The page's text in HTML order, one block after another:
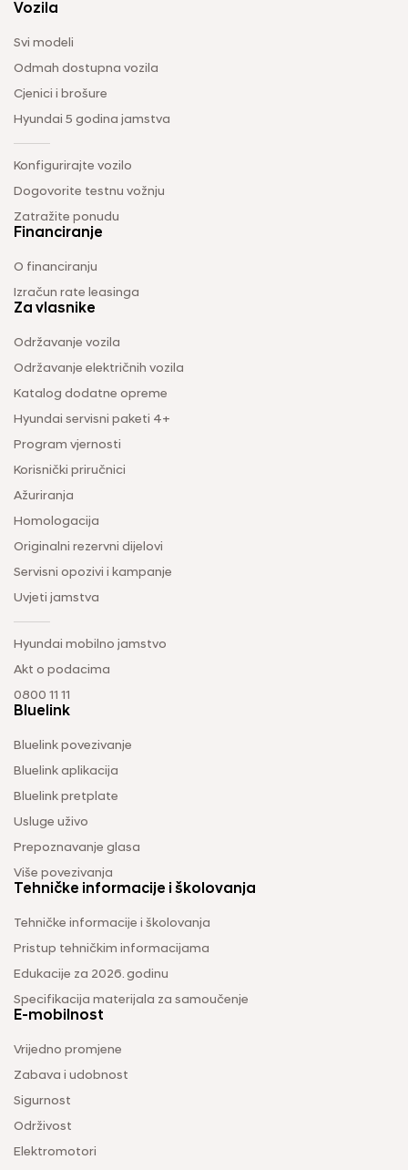
Vozila
Svi modeli
Odmah dostupna vozila
Cjenici i brošure
Hyundai 5 godina jamstva
Konfigurirajte vozilo
Dogovorite testnu vožnju
Zatražite ponudu
Financiranje
O financiranju
Izračun rate leasinga
Za vlasnike
Održavanje vozila
Održavanje električnih vozila
Katalog dodatne opreme
Hyundai servisni paketi 4+
Program vjernosti
Korisnički priručnici
Ažuriranja
Homologacija
Originalni rezervni dijelovi
Servisni opozivi i kampanje
Uvjeti jamstva
Hyundai mobilno jamstvo
Akt o podacima
0800 11 11
Bluelink
Bluelink povezivanje
Bluelink aplikacija
Bluelink pretplate
Usluge uživo
Prepoznavanje glasa
Više povezivanja
Tehničke informacije i školovanja
Tehničke informacije i školovanja
Pristup tehničkim informacijama
Edukacije za 2026. godinu
Specifikacija materijala za samoučenje
E-mobilnost
Vrijedno promjene
Zabava i udobnost
Sigurnost
Održivost
Elektromotori